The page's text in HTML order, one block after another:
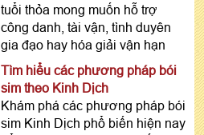
tuổi thỏa mong muốn hỗ trợ
công danh, tài vận, tình duyên
gia đạo hay hóa giải vận hạn
Tìm hiểu các phương pháp bói
sim theo Kinh Dịch
Khám phá các phương pháp bói
sim Kinh Dịch phổ biến hiện nay